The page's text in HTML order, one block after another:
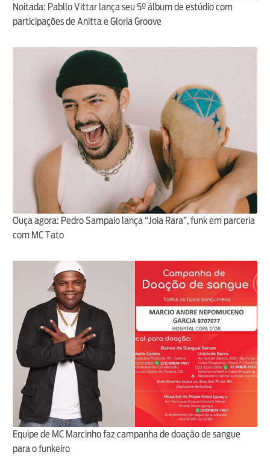
Noitada: Pabllo Vittar lança seu 5º álbum de estúdio com
participações de Anitta e Gloria Groove
Ouça agora: Pedro Sampaio lança “Joia Rara”, funk em parceria
com MC Tato
Equipe de MC Marcinho faz campanha de doação de sangue
para o funkeiro